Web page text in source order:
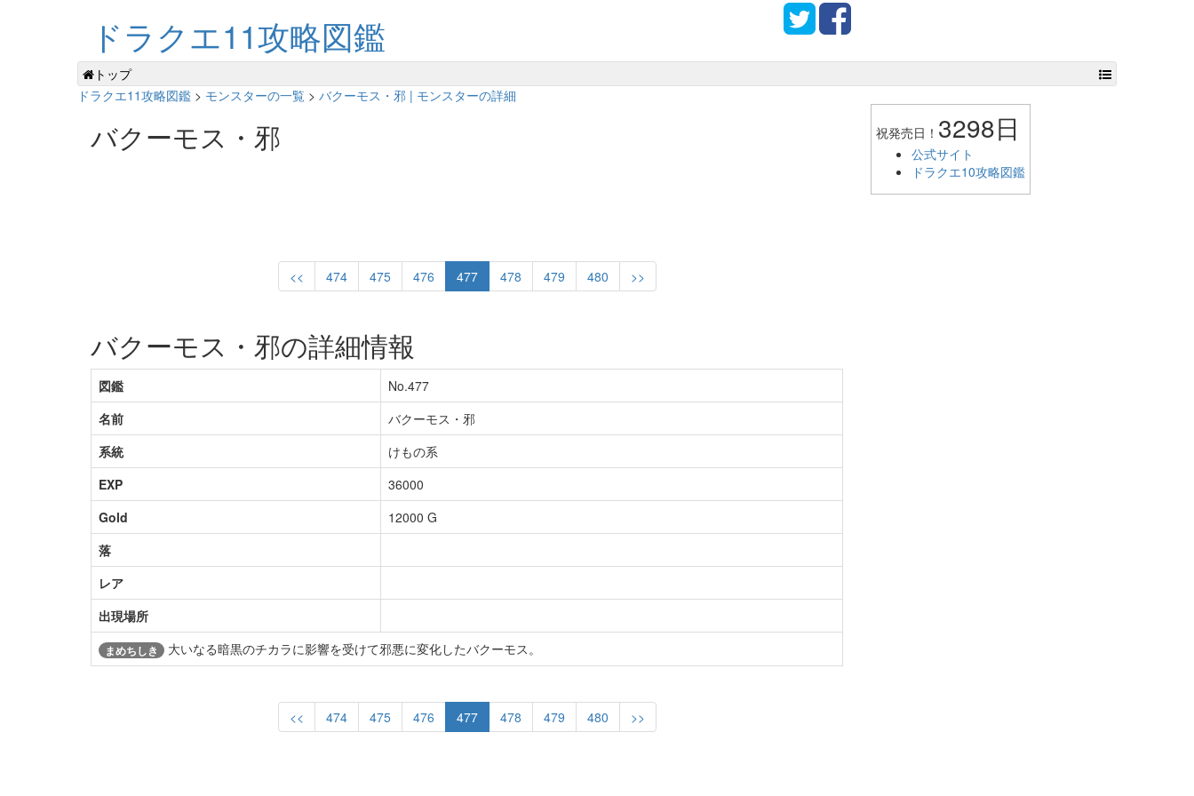
ドラクエ11攻略図鑑
トップ
ドラクエ11攻略図鑑 > モンスターの一覧 > バクーモス・邪 | モンスターの詳細
バクーモス・邪
<< 474 475 476 477 478 479 480 >>
バクーモス・邪の詳細情報
図鑑
No.477
名前
バクーモス・邪
系統
けもの系
EXP
36000
Gold
12000 G
落
レア
出現場所
まめちしき 大いなる暗黒のチカラに影響を受けて邪悪に変化したバクーモス。
<< 474 475 476 477 478 479 480 >>
祝発売日！ 3298日
公式サイト
ドラクエ10攻略図鑑